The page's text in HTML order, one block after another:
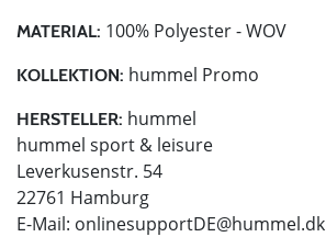
MATERIAL: 100% Polyester - WOV
KOLLEKTION: hummel Promo
HERSTELLER: hummel
hummel sport & leisure
Leverkusenstr. 54
22761 Hamburg
E-Mail: onlinesupportDE@hummel.dk